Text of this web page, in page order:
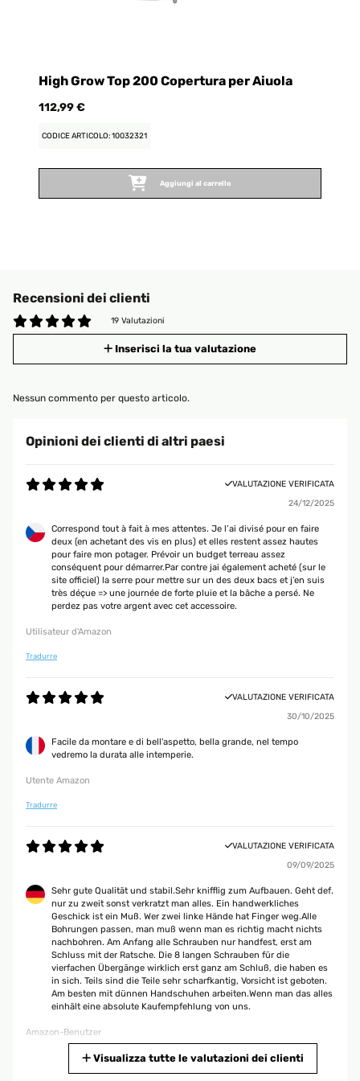
High Grow Top 200 Copertura per Aiuola
112,99 €
CODICE ARTICOLO: 10032321
Aggiungi al carrello
Recensioni dei clienti
19 Valutazioni
Inserisci la tua valutazione
Nessun commento per questo articolo.
Opinioni dei clienti di altri paesi
VALUTAZIONE VERIFICATA
24/12/2025
Correspond tout à fait à mes attentes. Je l’ai divisé pour en faire
deux (en achetant des vis en plus) et elles restent assez hautes
pour faire mon potager. Prévoir un budget terreau assez
conséquent pour démarrer.Par contre jai également acheté (sur le
site officiel) la serre pour mettre sur un des deux bacs et j’en suis
très déçue => une journée de forte pluie et la bâche a persé. Ne
perdez pas votre argent avec cet accessoire.
Utilisateur d'Amazon
Tradurre
VALUTAZIONE VERIFICATA
30/10/2025
Facile da montare e di bell'aspetto, bella grande, nel tempo
vedremo la durata alle intemperie.
Utente Amazon
Tradurre
VALUTAZIONE VERIFICATA
09/09/2025
Sehr gute Qualität und stabil.Sehr knifflig zum Aufbauen. Geht def.
nur zu zweit sonst verkratzt man alles. Ein handwerkliches
Geschick ist ein Muß. Wer zwei linke Hände hat Finger weg.Alle
Bohrungen passen, man muß wenn man es richtig macht nichts
nachbohren. Am Anfang alle Schrauben nur handfest, erst am
Schluss mit der Ratsche. Die 8 langen Schrauben für die
vierfachen Übergänge wirklich erst ganz am Schluß, die haben es
in sich. Teils sind die Teile sehr scharfkantig, Vorsicht ist geboten.
Am besten mit dünnen Handschuhen arbeiten.Wenn man das alles
einhält eine absolute Kaufempfehlung von uns.
Amazon-Benutzer
Visualizza tutte le valutazioni dei clienti